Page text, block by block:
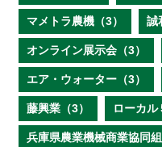
マメトラ農機（3） 誠
オンライン展示会（3）
エア・ウォーター（3）
藤興業（3） ローカル
兵庫県農業機械商業協同組